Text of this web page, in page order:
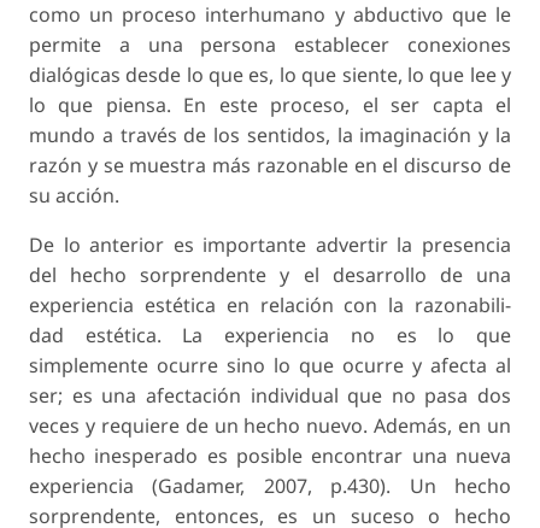
como un proceso interhumano y abductivo que le
permite a una persona establecer conexiones
dialógicas desde lo que es, lo que siente, lo que lee y
lo que piensa. En este proceso, el ser capta el
mundo a través de los sentidos, la imaginación y la
razón y se muestra más razonable en el discurso de
su acción.
De lo anterior es importante advertir la presencia
del hecho sorprendente y el desarrollo de una
experiencia estética en relación con la razonabili-
dad estética. La experiencia no es lo que
simplemente ocurre sino lo que ocurre y afecta al
ser; es una afectación individual que no pasa dos
veces y requiere de un hecho nuevo. Además, en un
hecho inesperado es posible encontrar una nueva
experiencia (Gadamer, 2007, p.430). Un hecho
sorprendente, entonces, es un suceso o hecho